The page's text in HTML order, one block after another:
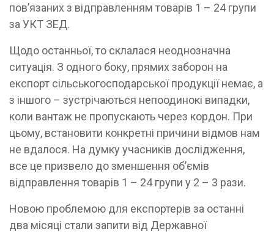
пов’язаних з відправленням товарів 1 – 24 групи
за УКТ ЗЕД.
Щодо останньої, то склалася неоднозначна
ситуація. З одного боку, прямих заборон на
експорт сільськогосподарської продукції немає, а
з іншого – зустрічаються непоодинокі випадки,
коли вантаж не пропускають через кордон. При
цьому, встановити конкретні причини відмов нам
не вдалося. На думку учасників дослідження,
все це призвело до зменшення об’ємів
відправлення товарів 1 – 24 групи у 2 – 3 рази.
Новою проблемою для експортерів за останні
два місяці стали запити від Державної